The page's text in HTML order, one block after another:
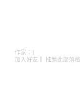
加入好友 推薦此部落格
作家：1